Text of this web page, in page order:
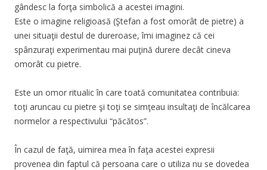
gândesc la forţa simbolică a acestei imagini.
Este o imagine religioasă (Ştefan a fost omorât de pietre) a
unei situaţii destul de dureroase, îmi imaginez că cei
spânzuraţi experimentau mai puţină durere decât cineva
omorât cu pietre.
Este un omor ritualic în care toată comunitatea contribuia:
toţi aruncau cu pietre şi toţi se simţeau insultaţi de încălcarea
normelor a respectivului “păcătos”.
În cazul de faţă, uimirea mea în faţa acestei expresii
provenea din faptul că persoana care o utiliza nu se dovedea